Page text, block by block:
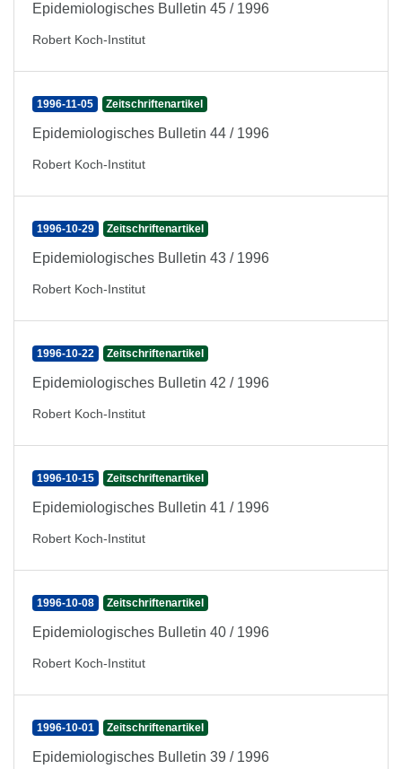
Epidemiologisches Bulletin 45 / 1996
Robert Koch-Institut
1996-11-05 Zeitschriftenartikel
Epidemiologisches Bulletin 44 / 1996
Robert Koch-Institut
1996-10-29 Zeitschriftenartikel
Epidemiologisches Bulletin 43 / 1996
Robert Koch-Institut
1996-10-22 Zeitschriftenartikel
Epidemiologisches Bulletin 42 / 1996
Robert Koch-Institut
1996-10-15 Zeitschriftenartikel
Epidemiologisches Bulletin 41 / 1996
Robert Koch-Institut
1996-10-08 Zeitschriftenartikel
Epidemiologisches Bulletin 40 / 1996
Robert Koch-Institut
1996-10-01 Zeitschriftenartikel
Epidemiologisches Bulletin 39 / 1996